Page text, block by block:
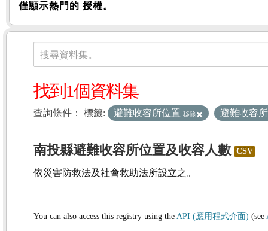
僅顯示熱門的 授權。
資料集
搜尋資料集。
找到1個資料集
查詢條件： 標籤: 避難收容所位置 移除 避難收容
南投縣避難收容所位置及收容人數 CSV
依災害防救法及社會救助法所設立之。
You can also access this registry using the API (應用程式介面) (see